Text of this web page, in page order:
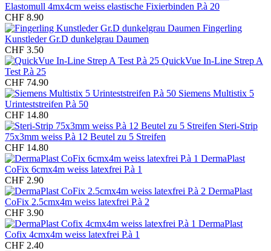
Elastomull 4mx4cm weiss elastische Fixierbinden P.à 20
CHF 8.90
Fingerling
Kunstleder Gr.D dunkelgrau Daumen
CHF 3.50
QuickVue In-Line Strep A
Test P.à 25
CHF 74.90
Siemens Multistix 5
Urinteststreifen P.à 50
CHF 14.80
Steri-Strip
75x3mm weiss P.à 12 Beutel zu 5 Streifen
CHF 14.80
DermaPlast
CoFix 6cmx4m weiss latexfrei P.à 1
CHF 2.90
DermaPlast
CoFix 2.5cmx4m weiss latexfrei P.à 2
CHF 3.90
DermaPlast
Cofix 4cmx4m weiss latexfrei P.à 1
CHF 2.40